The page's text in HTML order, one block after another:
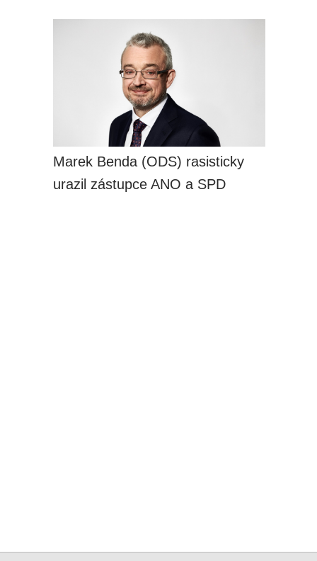
Marek Benda (ODS) rasisticky
urazil zástupce ANO a SPD